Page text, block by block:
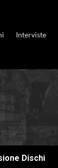
Interviste
Dischi